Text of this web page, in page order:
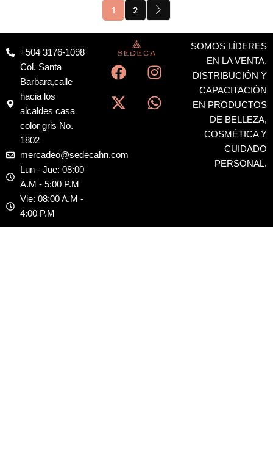
1 2
+504 3176-1098
Col. Santa
Barbara,calle
hacia los
alcaldes casa
color gris No.
1802
mercadeo@sedecahn.com
Lun - Jue: 08:00
A.M - 5:00 P.M
Vie: 08:00 A.M -
4:00 P.M
F
a
c
e
o
I
n
s
t
X
-
t
w
t
W
h
a
t
SOMOS LÍDERES
EN LA VENTA,
DISTRIBUCIÓN Y
CAPACITACIÓN
EN PRODUCTOS
DE BELLEZA,
COSMÉTICA Y
CUIDADO
PERSONAL.